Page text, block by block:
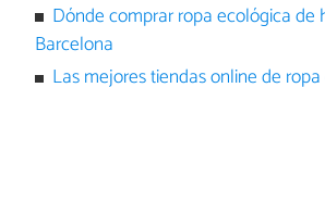
Dónde comprar ropa ecológica de
Barcelona
Las mejores tiendas online de